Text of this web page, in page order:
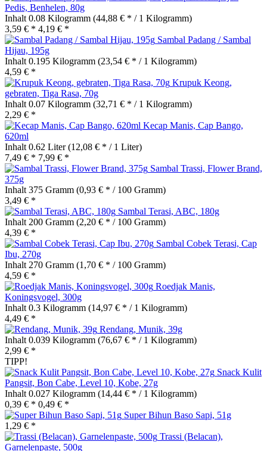
Pedis, Benhelen, 80g
Inhalt 0.08 Kilogramm (44,88 € * / 1 Kilogramm)
3,59 € * 4,19 € *
Sambal Padang / Sambal
Hijau, 195g
Inhalt 0.195 Kilogramm (23,54 € * / 1 Kilogramm)
4,59 € *
Krupuk Keong,
gebraten, Tiga Rasa, 70g
Inhalt 0.07 Kilogramm (32,71 € * / 1 Kilogramm)
2,29 € *
Kecap Manis, Cap Bango,
620ml
Inhalt 0.62 Liter(12,08 € * / 1 Liter)
7,49 € * 7,99 € *
Sambal Trassi, Flower Brand,
375g
Inhalt 375 Gramm (0,93 € * / 100 Gramm)
3,49 € *
Sambal Terasi, ABC, 180g
Inhalt 200 Gramm (2,20 € * / 100 Gramm)
4,39 € *
Sambal Cobek Terasi, Cap
Ibu, 270g
Inhalt 270 Gramm (1,70 € * / 100 Gramm)
4,59 € *
Roedjak Manis,
Koningsvogel, 300g
Inhalt 0.3 Kilogramm (14,97 € * / 1 Kilogramm)
4,49 € *
Rendang, Munik, 39g
Inhalt 0.039 Kilogramm (76,67 € * / 1 Kilogramm)
2,99 € *
TIPP!
Snack Kulit
Pangsit, Bon Cabe, Level 10, Kobe, 27g
Inhalt 0.027 Kilogramm (14,44 € * / 1 Kilogramm)
0,39 € * 0,49 € *
Super Bihun Baso Sapi, 51g
1,29 € *
Trassi (Belacan),
Garnelenpaste, 500g